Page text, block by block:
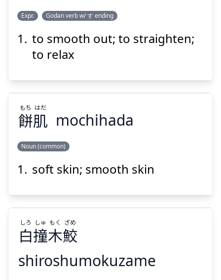
伸
ばす
の
Suspend
Expr. Godan verb w/ す ending
to smooth out; to straighten;
to relax
もち
はだ
Show answer
Suspend
餅肌
もち はだ
mochihada
Noun (common)
soft skin; smooth skin
白撞木鮫
しろ しゅ もく ざめ
shiroshumokuzame